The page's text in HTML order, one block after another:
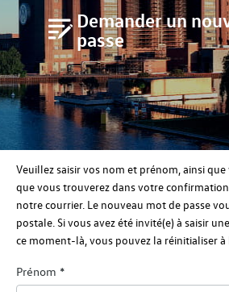
Demander un
passe
Veuillez saisir vos nom et prénom, ainsi
que vous trouverez dans votre
notre courrier. Le nouveau mot de passe
postale. Si vous avez été invité(e) à saisir
ce moment-là, vous pouvez la réinitialiser à
Prénom